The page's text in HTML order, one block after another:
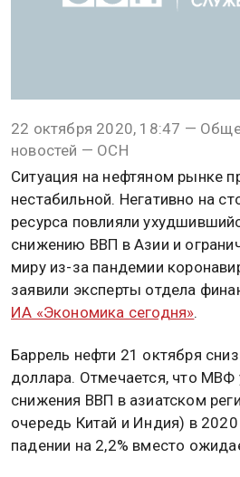
22 октября 2020, 18:47 —
новостей — ОСН
Ситуация на нефтяном рынке
нестабильной. Негативно на
ресурса повлияли
снижению ВВП в Азии и
миру из-за пандемии
заявили эксперты отдела
ИА «Экономика сегодня».
Баррель нефти 21 октября
доллара. Отмечается, что МВФ
снижения ВВП в азиатском
очередь Китай и Индия) в
падении на 2,2% вместо